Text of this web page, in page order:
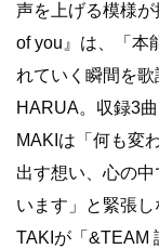
声を上げる模様
of you』は、「本
れていく瞬間を
HARUA。収録3
MAKIは「何も変
出す想い、心の
います」と緊張し
TAKIが「&TEAM